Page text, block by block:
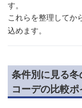
す。
これらを整理してか
込めます。
条件別に見る
コーデの比較ポ